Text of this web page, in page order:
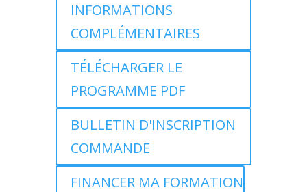
INFORMATIONS
COMPLÉMENTAIRES
TÉLÉCHARGER LE
PROGRAMME PDF
BULLETIN D'INSCRIPTION
COMMANDE
FINANCER MA FORMATION